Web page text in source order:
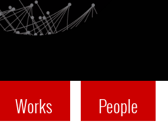
Works People